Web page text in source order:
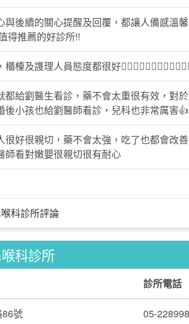
與後續的關心提醒及回覆，都讓人備感溫
得推薦的好診所!!
及謢理人員態度都很好
都給劉醫生看診，藥不會太重很有效，對
後小孩也給劉醫師看診，兒科也非常厲害👍
很好很親切，藥不會太強，吃了也都會改
師看對嫩嬰很親切很有耐心
科診所評論
科診所
診所電話
號 05-